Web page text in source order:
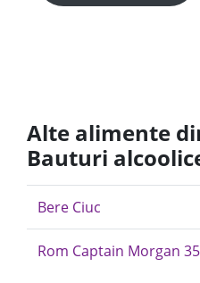
Alte alimente
Bauturi
Bere Ciuc
Rom Captain Morgan